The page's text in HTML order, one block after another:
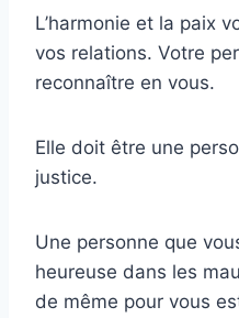
L’harmonie et la paix
vos relations. Votre
reconnaître en vous.
Elle doit être une
justice.
Une personne que
heureuse dans les
de même pour vous